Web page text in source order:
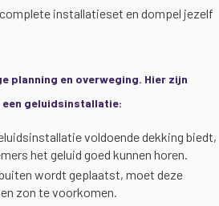
installatieset en dompel jezelf
planning en overweging. Hier zijn
een geluidsinstallatie:
voldoende dekking biedt,
het geluid goed kunnen horen.
wordt geplaatst, moet deze
zon te voorkomen.